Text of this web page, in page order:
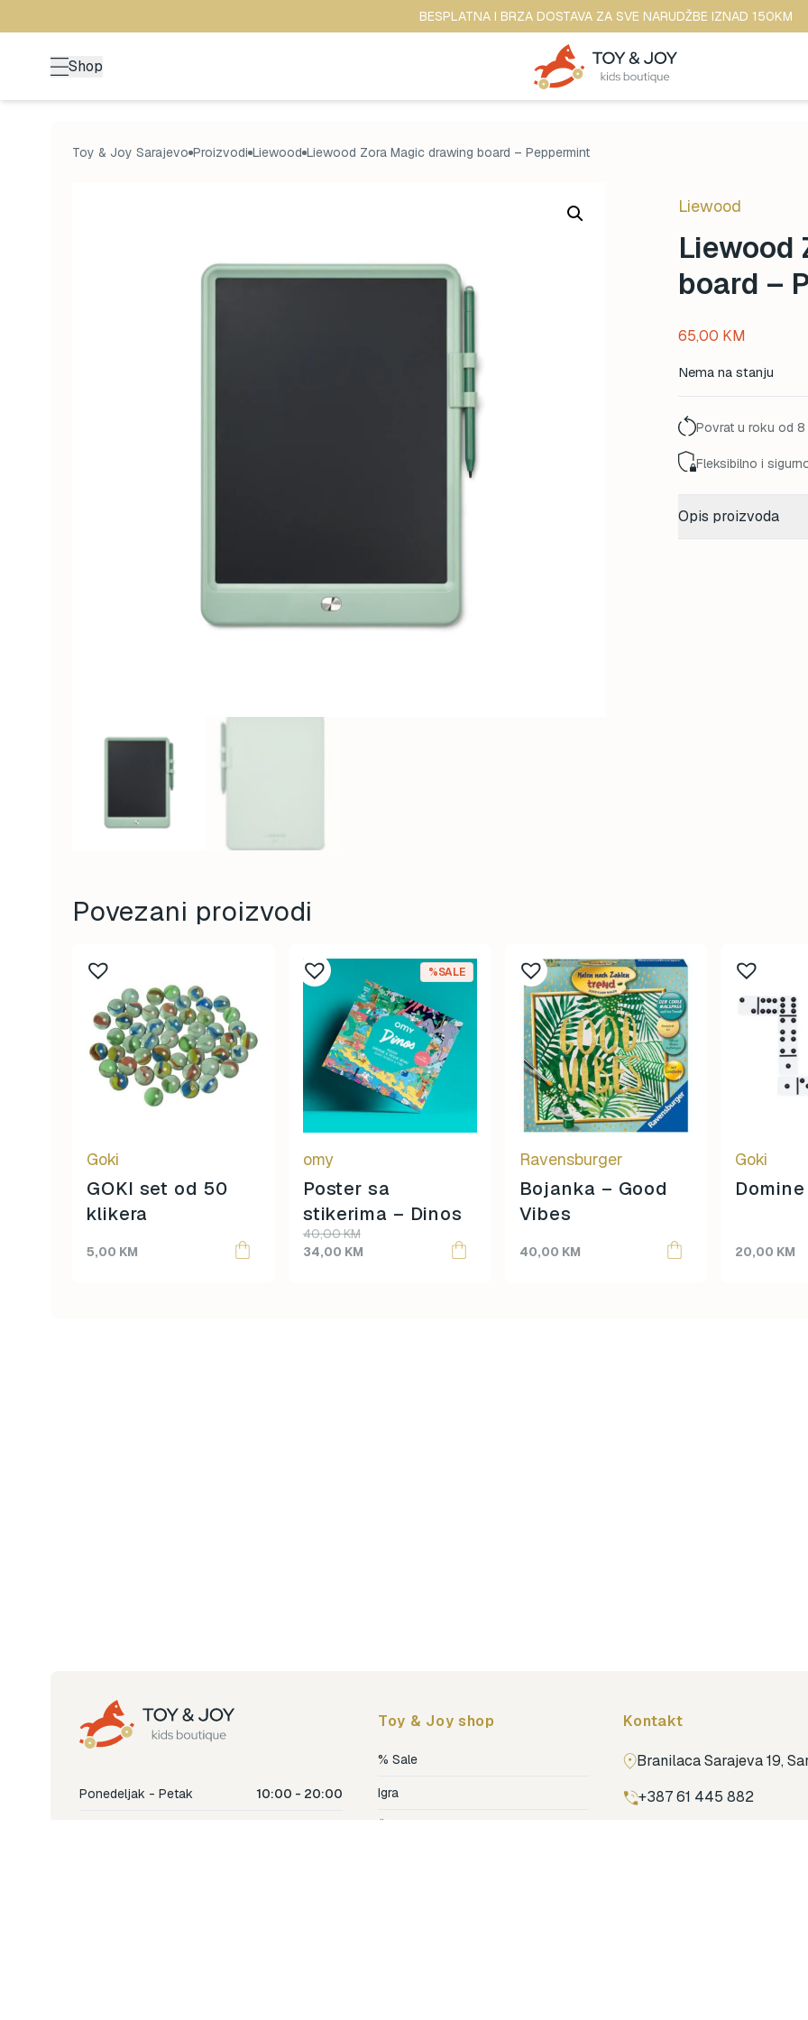
BESPLATNA I BRZA DOSTAVA ZA SVE NARUDŽBE IZNAD 150KM
Shop
Toy & Joy Sarajevo Proizvodi Liewood Liewood Zora Magic drawing board – Peppermint
Liewood
Liewood
board –
65,00 KM
Nema na stanju
Povrat u roku od 8
Fleksibilno i
Opis proizvoda
Povezani proizvodi
Goki
GOKI set od 50
klikera
5,00 KM
%SALE
omy
Poster sa
stikerima – Dinos
40,00KM
Original
price
34,00 KM
Current
price
Ravensburger
Bojanka – Good
Vibes
40,00 KM
Goki
20,00 KM
Ponedeljak - Petak 10:00 - 20:00
Toy & Joy shop
% Sale
Igra
Kontakt
Branilaca Sarajeva 19,
+387 61 445 882